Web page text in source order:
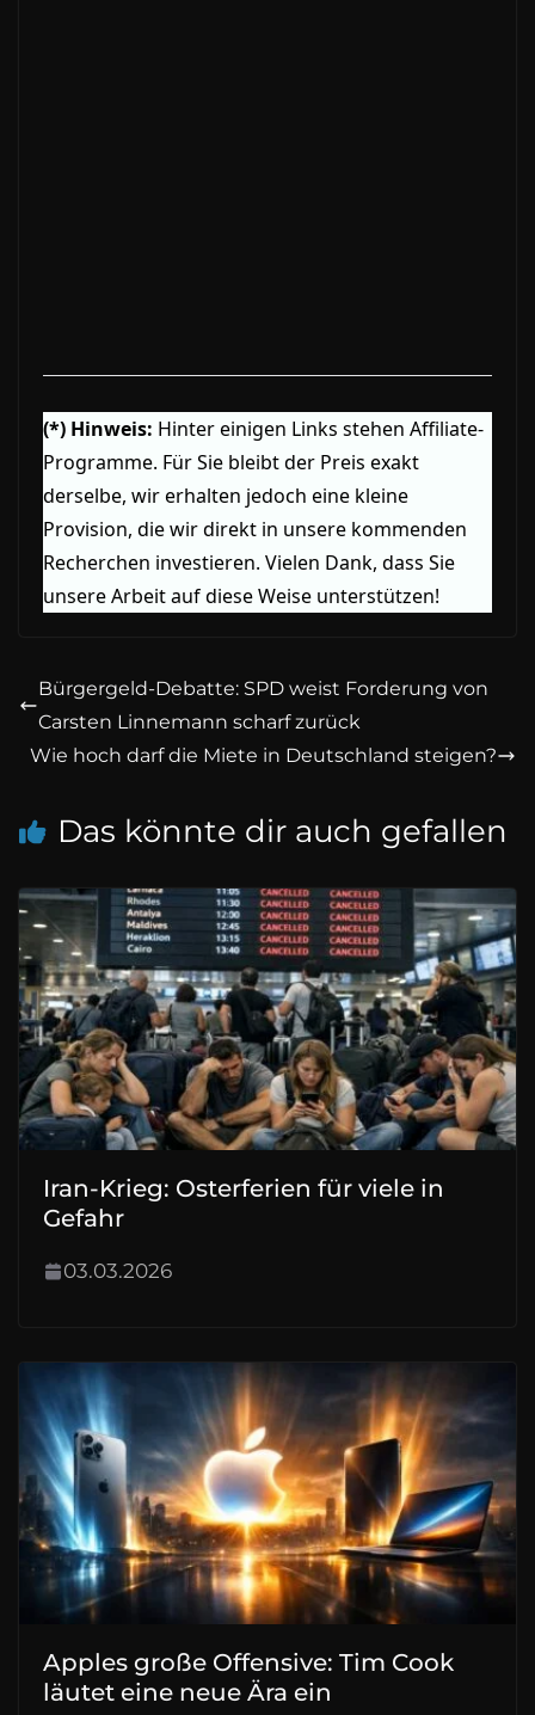
(*) Hinweis: Hinter einigen Links stehen Affiliate-
Programme. Für Sie bleibt der Preis exakt
derselbe, wir erhalten jedoch eine kleine
Provision, die wir direkt in unsere kommenden
Recherchen investieren. Vielen Dank, dass Sie
unsere Arbeit auf diese Weise unterstützen!
Bürgergeld-Debatte: SPD weist Forderung von
Carsten Linnemann scharf zurück
Wie hoch darf die Miete in Deutschland steigen?
Das könnte dir auch gefallen
Iran-Krieg: Osterferien für viele in
Gefahr
03.03.2026
Apples große Offensive: Tim Cook
läutet eine neue Ära ein